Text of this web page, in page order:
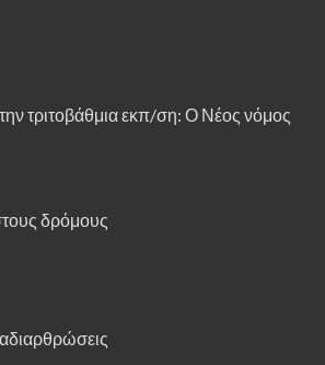
τριτοβάθμια εκπ/ση: Ο Νέος νόμος
δρόμους